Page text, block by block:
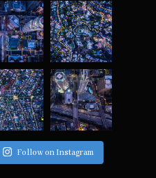
Follow on Instagram